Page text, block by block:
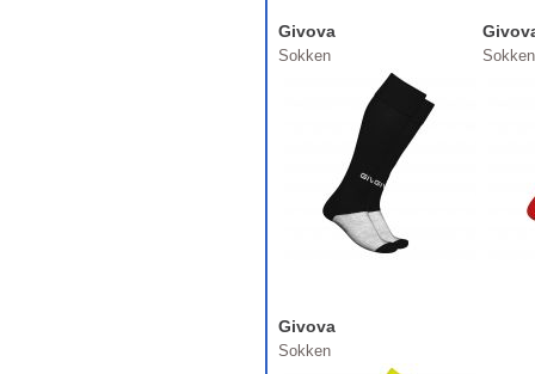
Givova
Sokken Sokken
Givova
Sokken